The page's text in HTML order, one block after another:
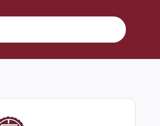
estadio Estudiantes (lp)